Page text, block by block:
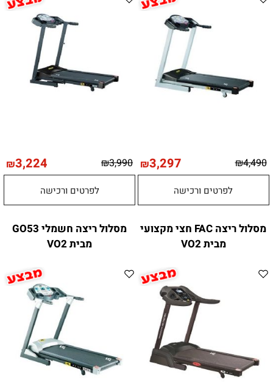
₪4,490
₪3,297
לפרטים ורכישה
₪3,990
₪3,224
לפרטים ורכישה
מסלול ריצה FAC חצי מקצועי
מבית VO2
מסלול ריצה חשמלי GO53
מבית VO2